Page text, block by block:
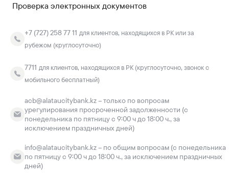
Проверка электронных документов
+7 (727) 258 77 11 для клиентов, находящихся в РК или за
рубежом (круглосуточно)
7711 для клиентов, находящихся в РК (круглосуточно, звонок с
мобильного бесплатный)
acb@alataucitybank.kz – только по вопросам
урегулирования просроченной задолженности (с
понедельника по пятницу с 9:00 ч до 18:00 ч., за
исключением праздничных дней)
info@alataucitybank.kz – по общим вопросам (с понедельника
по пятницу с 9:00 ч до 18:00 ч., за исключением праздничных
дней)